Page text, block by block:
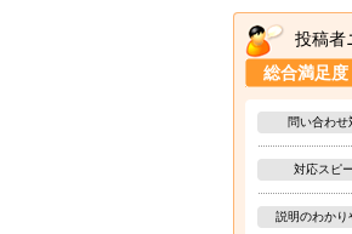
投稿者
総合満足度
問い合わせ
対応スピ
説明のわかり